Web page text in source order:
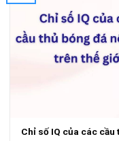
Chỉ số IQ của các